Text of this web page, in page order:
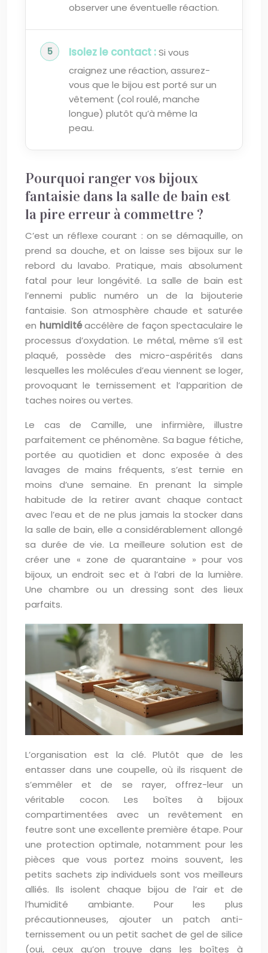
observer une éventuelle réaction.
Isolez le contact :Si vous
craignez une réaction, assurez-
vous que le bijou est porté sur un
vêtement (col roulé, manche
longue) plutôt qu’à même la
peau.
Pourquoi ranger vos bijoux
fantaisie dans la salle de bain est
la pire erreur à commettre ?
C’est un réflexe courant : on se démaquille, on
prend sa douche, et on laisse ses bijoux sur le
rebord du lavabo. Pratique, mais absolument
fatal pour leur longévité. La salle de bain est
l’ennemi public numéro un de la bijouterie
fantaisie. Son atmosphère chaude et saturée
en humiditéaccélère de façon spectaculaire le
processus d’oxydation. Le métal, même s’il est
plaqué, possède des micro-aspérités dans
lesquelles les molécules d’eau viennent se loger,
provoquant le ternissement et l’apparition de
taches noires ou vertes.
Le cas de Camille, une infirmière, illustre
parfaitement ce phénomène. Sa bague fétiche,
portée au quotidien et donc exposée à des
lavages de mains fréquents, s’est ternie en
moins d’une semaine. En prenant la simple
habitude de la retirer avant chaque contact
avec l’eau et de ne plus jamais la stocker dans
la salle de bain, elle a considérablement allongé
sa durée de vie. La meilleure solution est de
créer une « zone de quarantaine » pour vos
bijoux, un endroit sec et à l’abri de la lumière.
Une chambre ou un dressing sont des lieux
parfaits.
L’organisation est la clé. Plutôt que de les
entasser dans une coupelle, où ils risquent de
s’emmêler et de se rayer, offrez-leur un
véritable cocon. Les boîtes à bijoux
compartimentées avec un revêtement en
feutre sont une excellente première étape. Pour
une protection optimale, notamment pour les
pièces que vous portez moins souvent, les
petits sachets zip individuels sont vos meilleurs
alliés. Ils isolent chaque bijou de l’air et de
l’humidité ambiante. Pour les plus
précautionneuses, ajouter un patch anti-
ternissement ou un petit sachet de gel de silice
(oui, ceux qu’on trouve dans les boîtes à